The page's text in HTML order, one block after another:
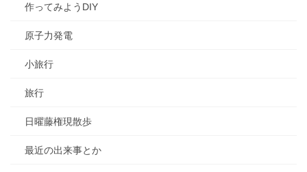
作ってみようDIY
原子力発電
小旅行
旅行
日曜藤権現散歩
最近の出来事とか